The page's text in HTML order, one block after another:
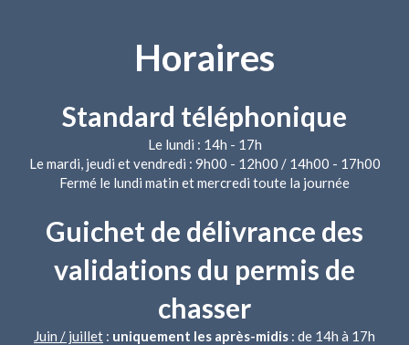
Horaires
Standard téléphonique
Le lundi : 14h - 17h
Le mardi, jeudi et vendredi : 9h00 - 12h00 / 14h00 - 17h00
Fermé le lundi matin et mercredi toute la journée
Guichet de délivrance des
validations du permis de
chasser
Juin / juillet : uniquement les après-midis : de 14h à 17h